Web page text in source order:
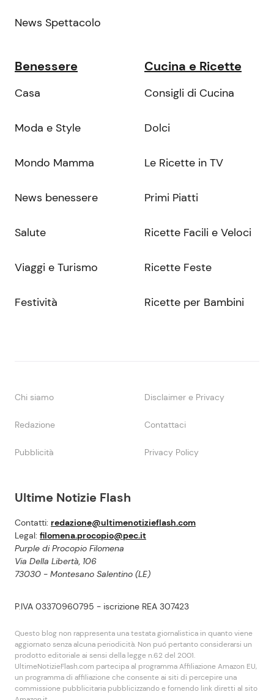
Ultime Notizie Flash
Contatti: redazione@ultimenotizieflash.com
Legal: filomena.procopio@pec.it
Purple di Procopio Filomena
Via Della Libertà, 106
73030 - Montesano Salentino (LE)
P.IVA 03370960795 - iscrizione REA 307423
Questo blog non rappresenta una testata giornalistica in quanto viene
aggiornato senza alcuna periodicità. Non puó pertanto considerarsi un
prodotto editoriale ai sensi della legge n.62 del 2001.
UltimeNotizieFlash.com partecipa al programma Affiliazione Amazon EU,
un programma di affiliazione che consente ai siti di percepire una
commissione pubblicitaria pubblicizzando e fornendo link diretti al sito
News Spettacolo
Benessere
Casa
Moda e Style
Mondo Mamma
News benessere
Salute
Viaggi e Turismo
Festività
Cucina e Ricette
Consigli di Cucina
Dolci
Le Ricette in TV
Primi Piatti
Ricette Facili e Veloci
Ricette Feste
Ricette per Bambini
Chi siamo Disclaimer e Privacy
Redazione Contattaci
Pubblicità Privacy Policy